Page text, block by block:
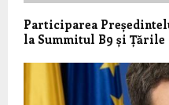
Participarea
la Summitul B9 și